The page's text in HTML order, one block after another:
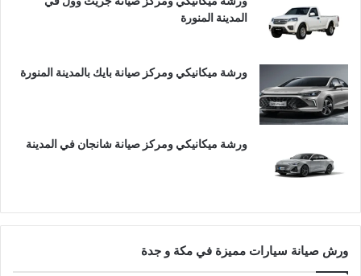
المدينة المنورة
ورشة ميكانيكي ومركز صيانة بايك بالمدينة المنورة
ورشة ميكانيكي ومركز صيانة شانجان في المدينة
ورش صيانة سيارات مميزة في مكة و جدة